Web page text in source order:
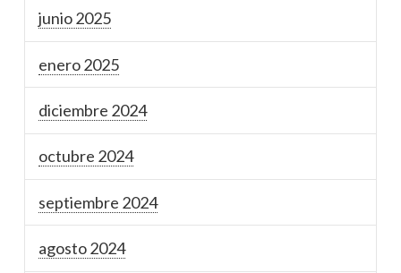
junio 2025
enero 2025
diciembre 2024
octubre 2024
septiembre 2024
agosto 2024